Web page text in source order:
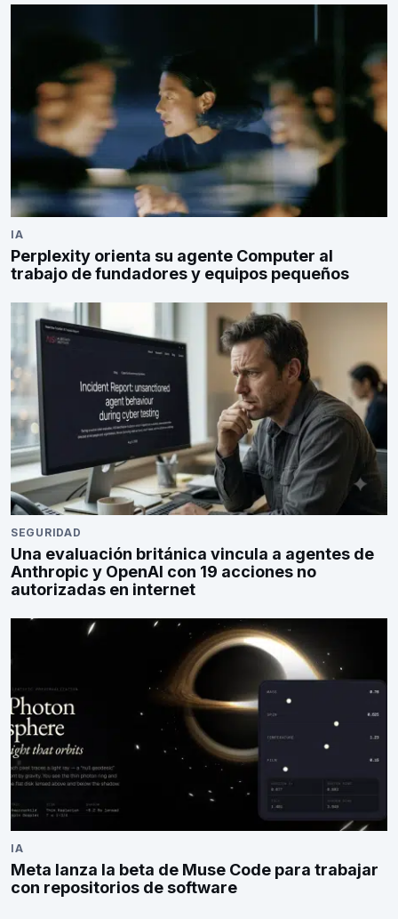
IA
Perplexity orienta su agente Computer al
trabajo de fundadores y equipos pequeños
SEGURIDAD
Una evaluación británica vincula a agentes de
Anthropic y OpenAI con 19 acciones no
autorizadas en internet
IA
Meta lanza la beta de Muse Code para trabajar
con repositorios de software